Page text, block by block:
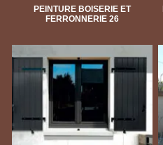
PEINTURE BOISERIE ET
FERRONNERIE 26